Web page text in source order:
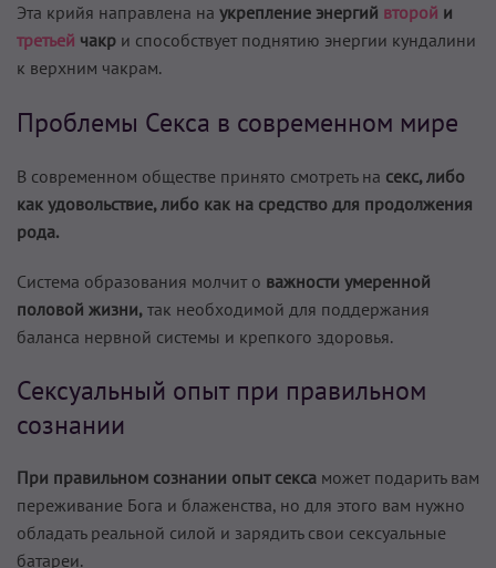
Эта крийя направлена на укрепление энергий второй и
третьей чакр и способствует поднятию энергии кундалини
к верхним чакрам.
Проблемы Секса в современном мире
В современном обществе принято смотреть на секс, либо
как удовольствие, либо как на средство для продолжения
рода.
Система образования молчит о важности умеренной
половой жизни, так необходимой для поддержания
баланса нервной системы и крепкого здоровья.
Сексуальный опыт при правильном
сознании
При правильном сознании опыт секса может подарить вам
переживание Бога и блаженства, но для этого вам нужно
обладать реальной силой и зарядить свои сексуальные
батареи.